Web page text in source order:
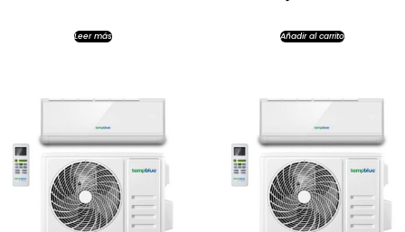
Leer más Añadir al carrito